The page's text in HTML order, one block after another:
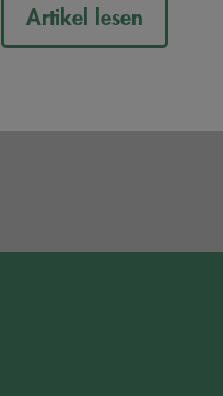
Artikel lesen